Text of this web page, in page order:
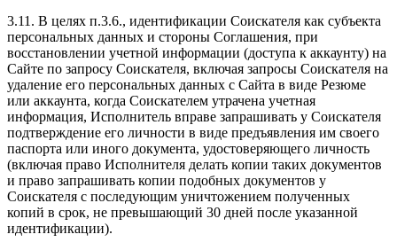
3.11. В целях п.3.6., идентификации Соискателя как субъекта
персональных данных и стороны Соглашения, при
восстановлении учетной информации (доступа к аккаунту) на
Сайте по запросу Соискателя, включая запросы Соискателя на
удаление его персональных данных с Сайта в виде Резюме
или аккаунта, когда Соискателем утрачена учетная
информация, Исполнитель вправе запрашивать у Соискателя
подтверждение его личности в виде предъявления им своего
паспорта или иного документа, удостоверяющего личность
(включая право Исполнителя делать копии таких документов
и право запрашивать копии подобных документов у
Соискателя с последующим уничтожением полученных
копий в срок, не превышающий 30 дней после указанной
идентификации).